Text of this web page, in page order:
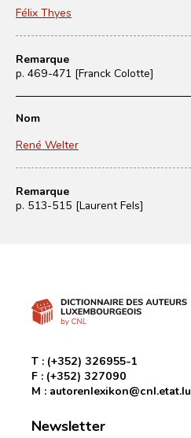
Félix Thyes
Remarque
p. 469-471 [Franck Colotte]
Nom
René Welter
Remarque
p. 513-515 [Laurent Fels]
T : (+352) 326955-1
F : (+352) 327090
M : autorenlexikon@cnl.etat.lu
Newsletter